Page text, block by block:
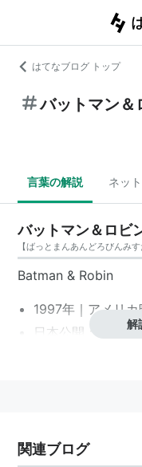
はてなブログ トップ
バットマン＆
言葉の解説 ネッ
バットマン＆ロビ
【ばっとまんあんどろびんみ
Batman & Robin
1997年｜ アメリ
日本公開：1997
解
関連ブログ